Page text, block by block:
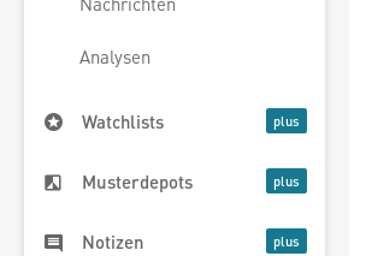
Analysen
Watchlists
Musterdepots
Notizen